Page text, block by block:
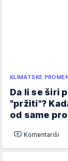
KLIMATSKE
Da li se širi
"pržiti"?
od same
Komentariši